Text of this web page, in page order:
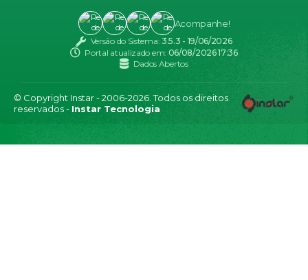
Versão do Sistema: 3.5.3 - 19/06/2026
Portal atualizado em: 06/08/2026 17:36
Dados Abertos
Acompanhe!
© Copyright Instar - 2006-2026. Todos os direitos
reservados - Instar Tecnologia